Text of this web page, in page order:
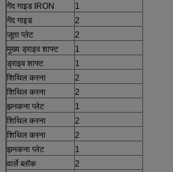
गेंद गाइड IRON
1
गेंद गाइड
2
जूता प्लेट
2
मुख्य ड्राइव शाफ्ट
1
ड्राइव शाफ्ट
1
शिथिल करना
2
शिथिल करना
2
झनकना प्लेट
1
शिथिल करना
2
शिथिल करना
2
झनकना प्लेट
1
वार्ले ब्लॉक
2